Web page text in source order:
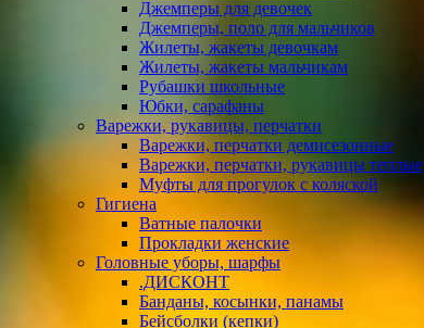
Джемперы для девочек
Джемперы, поло для мальчиков
Жилеты, жакеты девочкам
Жилеты, жакеты мальчикам
Рубашки школьные
Юбки, сарафаны
Варежки, рукавицы, перчатки
Варежки, перчатки демисезонные
Варежки, перчатки, рукавицы теплые
Муфты для прогулок с коляской
Гигиена
Ватные палочки
Прокладки женские
Головные уборы, шарфы
.ДИСКОНТ
Банданы, косынки, панамы
Бейсболки (кепки)